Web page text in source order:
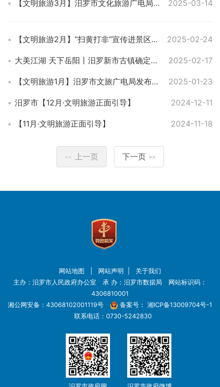
【文明旅游3月】汨罗市文化旅游广电局开展文明旅游宣传活动 2025-03-14
【文明旅游2月】“扫黄打非”宣传进景区，共筑文明旅游新风尚 2025-02-24
大美江湖 天下岳阳丨汨罗新市古镇确定为国家3A级旅游景区 2025-02-17
【文明旅游1月】汨罗市文旅广电局发布春节文明旅游倡议书 2025-01-23
汨罗市【12月·文明旅游正面引导】 2024-12-11
【11月·文明旅游正面引导】 2024-11-18
<< 上一页 下一页 >>
网站地图 网站声明
关于我们
主办：汨罗市人民政府办公室 承 办：汨罗市数据局 网站标识码：
4306810001
湘公网安备：43068102001119号
备案号： 湘ICP备13009704号-1
联系电话：0730-5242830